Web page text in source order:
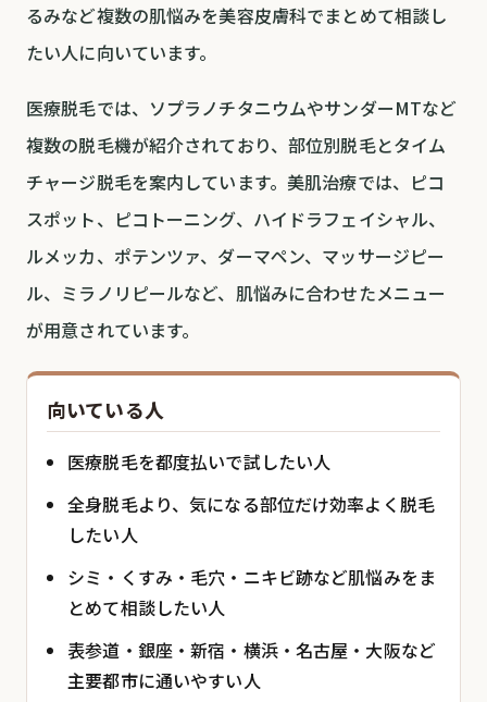
るみなど複数の肌悩みを美容皮膚科でまとめて相談し
たい人に向いています。
医療脱毛では、ソプラノチタニウムやサンダーMTなど
複数の脱毛機が紹介されており、部位別脱毛とタイム
チャージ脱毛を案内しています。美肌治療では、ピコ
スポット、ピコトーニング、ハイドラフェイシャル、
ルメッカ、ポテンツァ、ダーマペン、マッサージピー
ル、ミラノリピールなど、肌悩みに合わせたメニュー
が用意されています。
向いている人
医療脱毛を都度払いで試したい人
全身脱毛より、気になる部位だけ効率よく脱毛
したい人
シミ・くすみ・毛穴・ニキビ跡など肌悩みをま
とめて相談したい人
表参道・銀座・新宿・横浜・名古屋・大阪など
主要都市に通いやすい人